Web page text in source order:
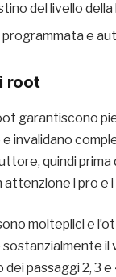
del livello
e
root
garantiscono
invalidano
quindi prima
i pro e
molteplici e
il
passaggi 2, 3 e